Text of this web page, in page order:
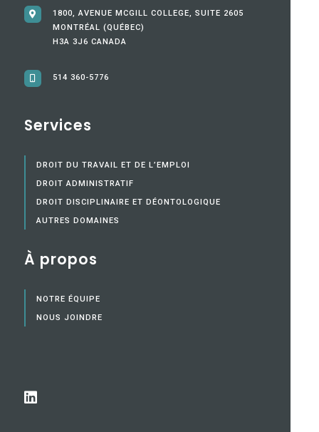
1800, AVENUE MCGILL COLLEGE, SUITE 2605
MONTRÉAL (QUÉBEC)
H3A 3J6 CANADA
514 360-5776
Services
DROIT DU TRAVAIL ET DE L’EMPLOI
DROIT ADMINISTRATIF
DROIT DISCIPLINAIRE ET DÉONTOLOGIQUE
AUTRES DOMAINES
À propos
NOTRE ÉQUIPE
NOUS JOINDRE